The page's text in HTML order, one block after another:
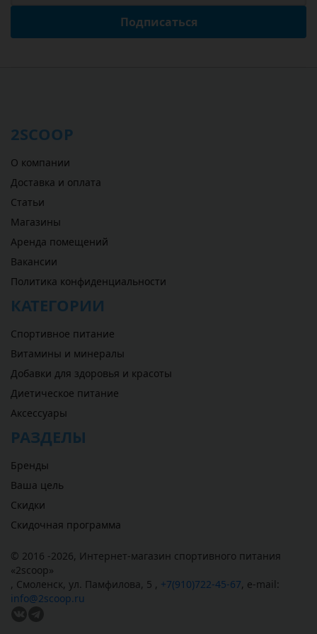
Подписаться
2SCOOP
О компании
Доставка и оплата
Статьи
Магазины
Аренда помещений
Вакансии
Политика конфиденциальности
КАТЕГОРИИ
Спортивное питание
Витамины и минералы
Добавки для здоровья и красоты
Диетическое питание
Аксессуары
РАЗДЕЛЫ
Бренды
Ваша цель
Скидки
Скидочная программа
© 2016 -2026, Интернет-магазин спортивного питания
«2scoop»
, Смоленск, ул. Памфилова, 5 , +7(910)722-45-67, e-mail:
info@2scoop.ru